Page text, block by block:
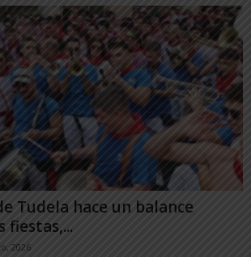
Tudela hace un balance
fiestas,...
2026